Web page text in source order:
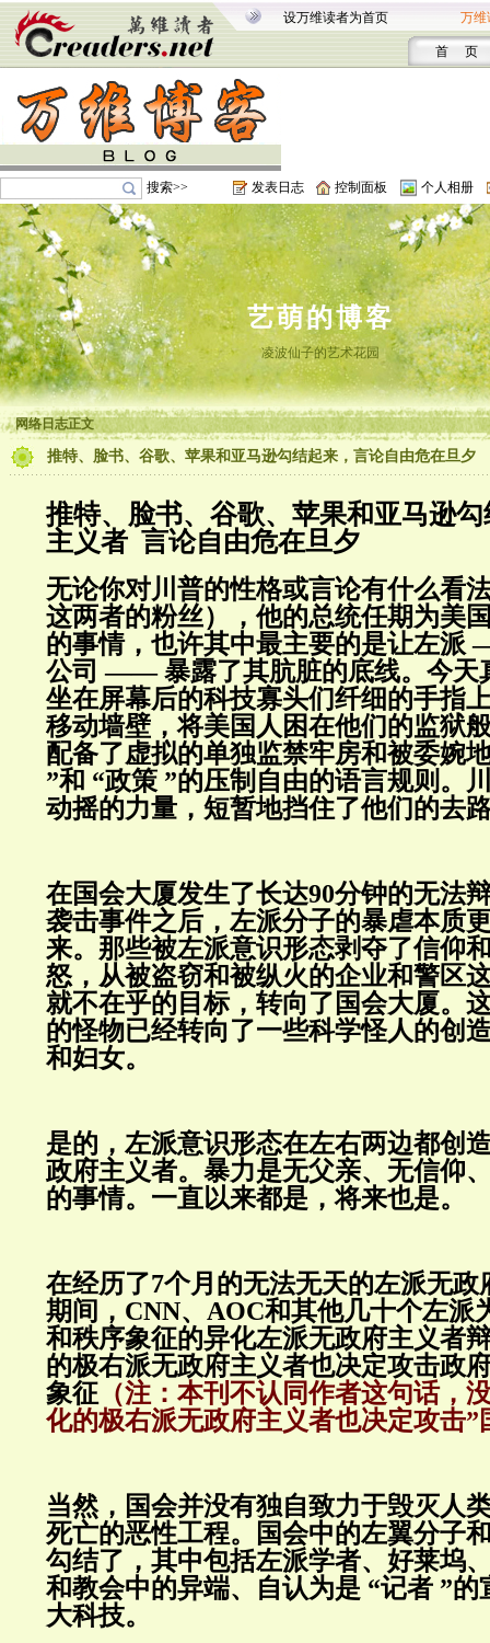
设万维读者为首页 万维
首 页
搜索>> 发表日志 控制面板 个人相册
艺萌的博客
凌波仙子的艺术花园
网络日志正文
推特、脸书、谷歌、苹果和亚马逊勾结起来，言论自由危在旦夕
推特、脸书、谷歌、苹果和亚马逊
主义者 言论自由危在旦夕
无论你对川普的性格或言论有什么看
这两者的粉丝），他的总统任期为美
的事情，也许其中最主要的是让左
公司 —— 暴露了其肮脏的底线。今天
坐在屏幕后的科技寡头们纤细的手指
移动墙壁，将美国人困在他们的监狱
配备了虚拟的单独监禁牢房和被委婉
”和 “政策 ”的压制自由的语言规则。
动摇的力量，短暂地挡住了他们的去
在国会大厦发生了长达90分钟的无法
袭击事件之后，左派分子的暴虐本质
来。那些被左派意识形态剥夺了信仰
怒，从被盗窃和被纵火的企业和警区
就不在乎的目标，转向了国会大厦。
的怪物已经转向了一些科学怪人的创
和妇女。
是的，左派意识形态在左右两边都创
政府主义者。暴力是无父亲、无信仰
的事情。一直以来都是，将来也是。
在经历了7个月的无法无天的左派无政
期间，CNN、AOC和其他几十个左派
和秩序象征的异化左派无政府主义者
的极右派无政府主义者也决定攻击政
象征 （注：本刊不认同作者这句话，
化的极右派无政府主义者也决定攻击”
当然，国会并没有独自致力于毁灭人
死亡的恶性工程。国会中的左翼分子
勾结了，其中包括左派学者、好莱坞
和教会中的异端、自认为是 “记者 ”
大科技。